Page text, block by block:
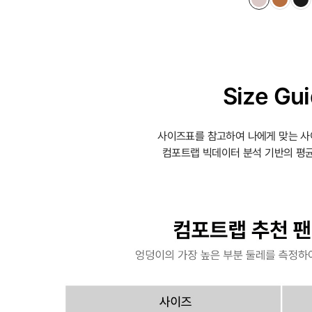
Size
사이즈표를 참고하여 나에게 맞는
컴포트랩 빅데이터 분석 기반의 평